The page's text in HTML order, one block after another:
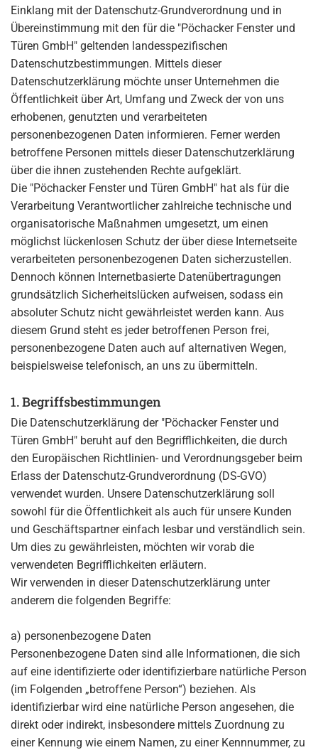
Einklang mit der Datenschutz-Grundverordnung und in
Übereinstimmung mit den für die "Pöchacker Fenster und
Türen GmbH" geltenden landesspezifischen
Datenschutzbestimmungen. Mittels dieser
Datenschutzerklärung möchte unser Unternehmen die
Öffentlichkeit über Art, Umfang und Zweck der von uns
erhobenen, genutzten und verarbeiteten
personenbezogenen Daten informieren. Ferner werden
betroffene Personen mittels dieser Datenschutzerklärung
über die ihnen zustehenden Rechte aufgeklärt.
Die "Pöchacker Fenster und Türen GmbH" hat als für die
Verarbeitung Verantwortlicher zahlreiche technische und
organisatorische Maßnahmen umgesetzt, um einen
möglichst lückenlosen Schutz der über diese Internetseite
verarbeiteten personenbezogenen Daten sicherzustellen.
Dennoch können Internetbasierte Datenübertragungen
grundsätzlich Sicherheitslücken aufweisen, sodass ein
absoluter Schutz nicht gewährleistet werden kann. Aus
diesem Grund steht es jeder betroffenen Person frei,
personenbezogene Daten auch auf alternativen Wegen,
beispielsweise telefonisch, an uns zu übermitteln.
1. Begriffsbestimmungen
Die Datenschutzerklärung der "Pöchacker Fenster und
Türen GmbH" beruht auf den Begrifflichkeiten, die durch
den Europäischen Richtlinien- und Verordnungsgeber beim
Erlass der Datenschutz-Grundverordnung (DS-GVO)
verwendet wurden. Unsere Datenschutzerklärung soll
sowohl für die Öffentlichkeit als auch für unsere Kunden
und Geschäftspartner einfach lesbar und verständlich sein.
Um dies zu gewährleisten, möchten wir vorab die
verwendeten Begrifflichkeiten erläutern.
Wir verwenden in dieser Datenschutzerklärung unter
anderem die folgenden Begriffe:
a) personenbezogene Daten
Personenbezogene Daten sind alle Informationen, die sich
auf eine identifizierte oder identifizierbare natürliche Person
(im Folgenden „betroffene Person“) beziehen. Als
identifizierbar wird eine natürliche Person angesehen, die
direkt oder indirekt, insbesondere mittels Zuordnung zu
einer Kennung wie einem Namen, zu einer Kennnummer, zu